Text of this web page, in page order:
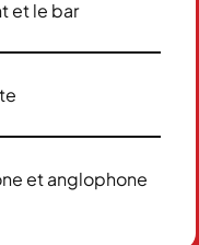
et le bar
et anglophone